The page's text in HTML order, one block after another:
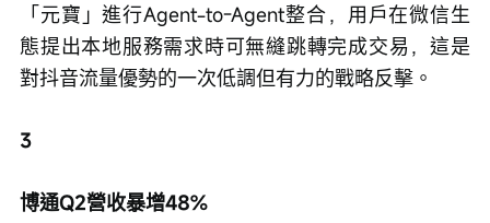
「元寶」進行Agent-to-Agent整合，用戶在微信生
態提出本地服務需求時可無縫跳轉完成交易，這是
對抖音流量優勢的一次低調但有力的戰略反擊。
3
博通Q2營收暴增48%